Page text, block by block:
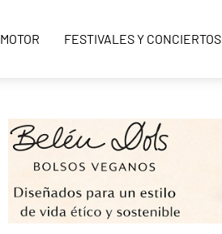
MOTOR FESTIVALES Y CONCIERTOS